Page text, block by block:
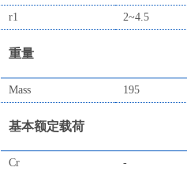
r1 2~4.5
重量
Mass 195
基本额定载荷
Cr -